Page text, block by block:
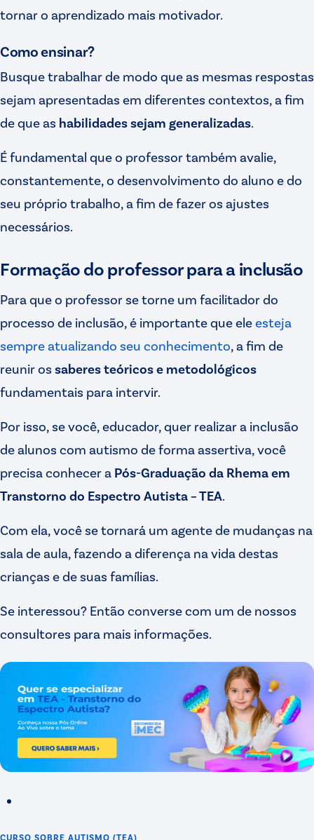
tornar o aprendizado mais motivador.
Como ensinar?
Busque trabalhar de modo que as mesmas respostas
sejam apresentadas em diferentes contextos, a fim
de que as habilidades sejam generalizadas
É fundamental que o professor também avalie,
constantemente, o desenvolvimento do aluno e do
seu próprio trabalho, a fim de fazer os ajustes
necessários.
Formação do professor para a inclusão
Para que o professor se torne um facilitador do
processo de inclusão, é importante que eleesteja
sempre atualizando seu conhecimento , a fim de
reunir os saberes teóricos e metodológicos
fundamentais para intervir.
Por isso, se você, educador, quer realizar a inclusão
de alunos com autismo de forma assertiva, você
precisa conhecer a Pós-Graduação da Rhema em
Transtorno do Espectro Autista – TEA
Com ela, você se tornará um agente de mudanças na
sala de aula, fazendo a diferença na vida destas
crianças e de suas famílias.
Se interessou? Então converse com um de nossos
consultores para mais informações.
CURSO SOBRE AUTISMO (TEA)